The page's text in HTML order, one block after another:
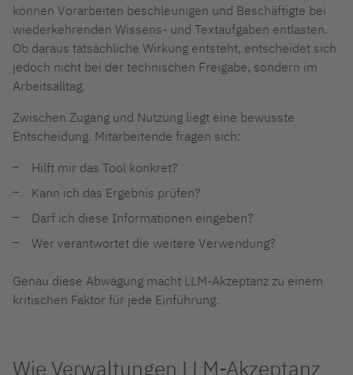
können Vorarbeiten beschleunigen und Beschäftigte bei
wiederkehrenden Wissens- und Textaufgaben entlasten.
Ob daraus tatsächliche Wirkung entsteht, entscheidet sich
jedoch nicht bei der technischen Freigabe, sondern im
Arbeitsalltag.
Zwischen Zugang und Nutzung liegt eine bewusste
Entscheidung. Mitarbeitende fragen sich:
Hilft mir das Tool konkret?
Kann ich das Ergebnis prüfen?
Darf ich diese Informationen eingeben?
Wer verantwortet die weitere Verwendung?
Genau diese Abwägung macht LLM-Akzeptanz zu einem
kritischen Faktor für jede Einführung.
Wie Verwaltungen LLM-Akzeptanz